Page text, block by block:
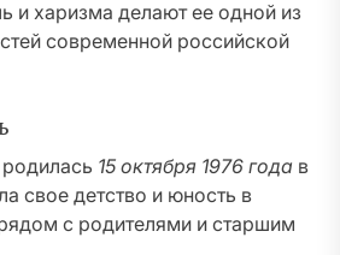
и харизма делают ее одной из
современной российской
родилась 15 октября 1976 года в
свое детство и юность в
с родителями и старшим